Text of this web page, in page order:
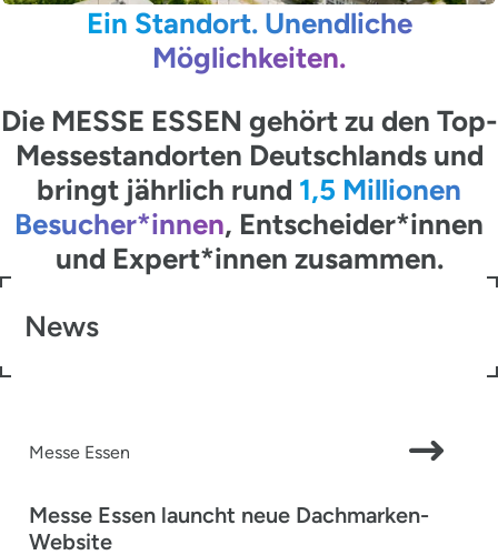
Ein Standort. Unendliche
Möglichkeiten.
Die MESSE ESSEN gehört zu den Top-
Messestandorten Deutschlands und
bringt jährlich rund 1,5 Millionen
Besucher*innen, Entscheider*innen
und Expert*innen zusammen.
News
Messe Essen
Messe Essen launcht neue Dachmarken-
Website